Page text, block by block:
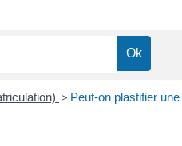
> Peut-on plastifier